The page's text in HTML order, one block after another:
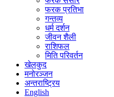
फरक प्रतिभा
गन्तव्य
धर्म दर्शन
जीवन शैली
राशिफल
मिति परिवर्तन
खेलकुद
मनोरञ्जन
अन्तराष्ट्रिय
English